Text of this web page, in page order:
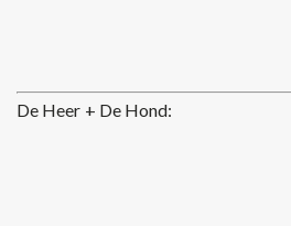
De Heer + De Hond: